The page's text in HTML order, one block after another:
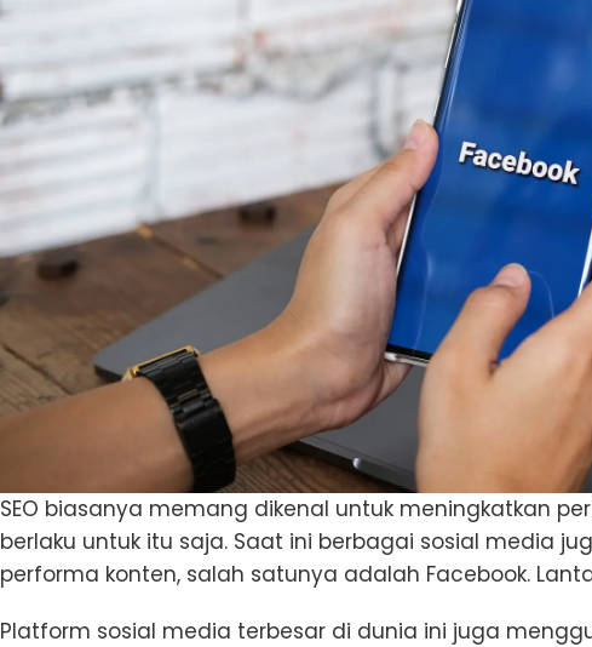
SEO biasanya memang dikenal untuk meningkatkan
berlaku untuk itu saja. Saat ini berbagai sosial media
performa konten, salah satunya adalah Facebook.
Platform sosial media terbesar di dunia ini juga